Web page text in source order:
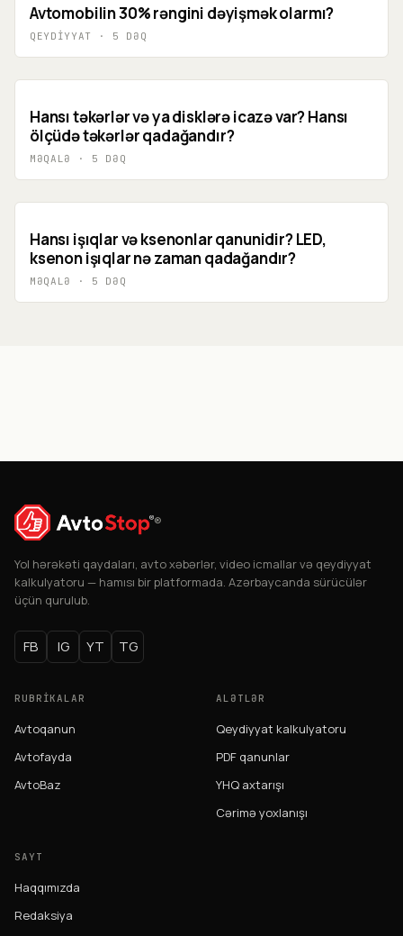
Avtomobilin 30% rəngini dəyişmək olarmı?
QEYDIYYAT · 5 DƏQ
Hansı təkərlər və ya disklərə icazə var? Hansı
ölçüdə təkərlər qadağandır?
MƏQALƏ · 5 DƏQ
Hansı işıqlar və ksenonlar qanunidir? LED,
ksenon işıqlar nə zaman qadağandır?
MƏQALƏ · 5 DƏQ
®
Yol hərəkəti qaydaları, avto xəbərlər, video icmallar və qeydiyyat
kalkulyatoru — hamısı bir platformada. Azərbaycanda sürücülər
üçün qurulub.
FB IG YT TG
RUBRIKALAR
Avtoqanun
Avtofayda
AvtoBaz
ALƏTLƏR
Qeydiyyat kalkulyatoru
PDF qanunlar
YHQ axtarışı
Cərimə yoxlanışı
SAYT
Haqqımızda
Redaksiya